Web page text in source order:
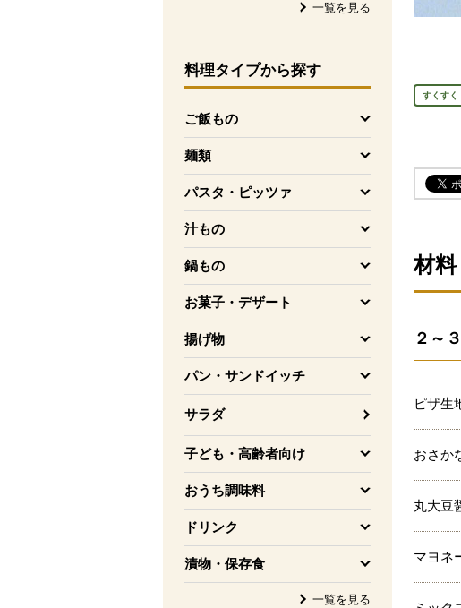
一覧を見る
料理タイプから探す
ご飯もの
を開く
麺類
を開く
パスタ・ピッツァ
を開く
汁もの
を開く
鍋もの
を開く
お菓子・デザート
を開く
揚げ物
を開く
パン・サンドイッチ
を開く
サラダ
子ども・高齢者向け
を開く
おうち調味料
を開く
ドリンク
を開く
漬物・保存食
を開く
一覧を見る
すくすく
材料
２～
ピザ生
おさか
丸大豆
マヨネ